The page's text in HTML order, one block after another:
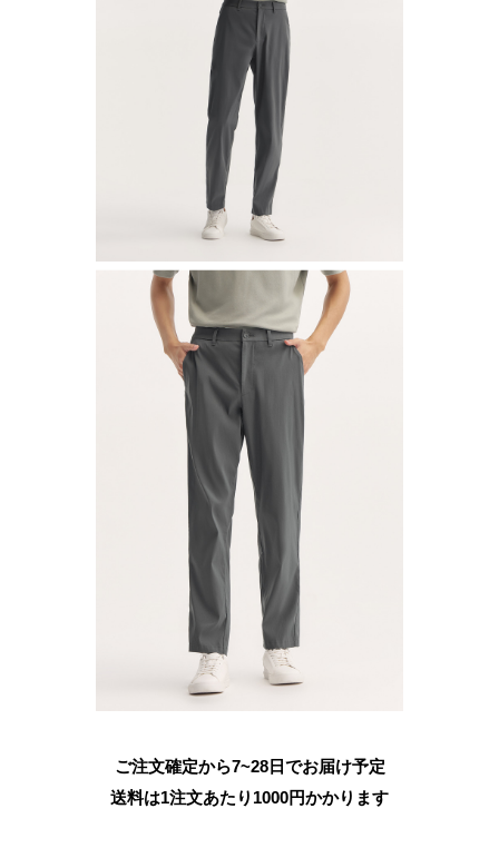
ご注文確定から7~28日でお届け予定
送料は1注文あたり 1000円かかります